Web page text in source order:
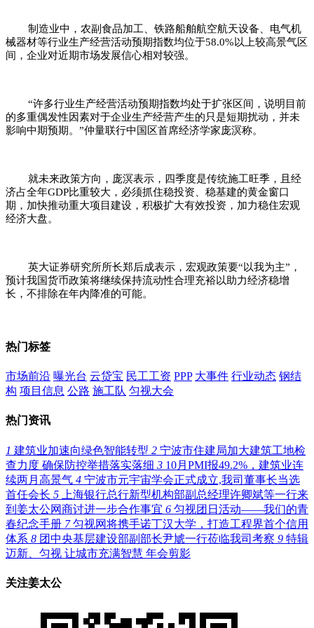
制造业中，农副食品加工、铁路船舶航空航天设备、电气机
械器材等行业生产经营活动预期指数均位于58.0%以上较高景气区
间，企业对近期市场发展信心相对较强。
“许多行业生产经营活动预期指数均处于扩张区间，说明目前
的多重偶发性因素对于企业生产经营产生的只是短期扰动，并未
影响中期预期。”仲量联行中国区首席经济学家庞溟称。
就未来政策方向，庞溟表示，四季度是传统施工旺季，且经
济占全年GDP比重较大，必须抓住稳投资、稳基建的黄金窗口
期，加快推动重大项目建设，积极扩大有效投资，加力稳住宏观
经济大盘。
英大证券研究所所长郑后成表示，宏观政策要“以我为主”，
预计我国货币政策将继续保持流动性合理充裕以助力经济稳增
长，不排除在年内降准的可能。
热门标签
市场前沿 曝光台 云贷宝 民工工资 PPP 大事件 行业动态 钢结
构 项目信息 公路 施工队 匀视大会
热门资讯
1 建筑业加速向绿色智能转型 2 宁波市住建局加大建筑工地检
查力度 确保防控举措落实落细 3 10月PMI报49.2%，建筑业连
续两月高景气 4 宁波市元宇宙学会正式成立,我司董事长当选
首任会长 5
上海银行总行新型机构部副总经理许卿斌等一行来
到姜太公网商讨进一步合作事宜 6 匀视团日活动——我们的青
春纪念手册 7 匀视网将携手诺丁汉大学，打造工程界首个信用
体系 8 团中央基层建设部副部长尹虓一行莅临我司考察 9 特辑
迈新、匀视 让城市充满智慧 年会剪影
关注姜太公